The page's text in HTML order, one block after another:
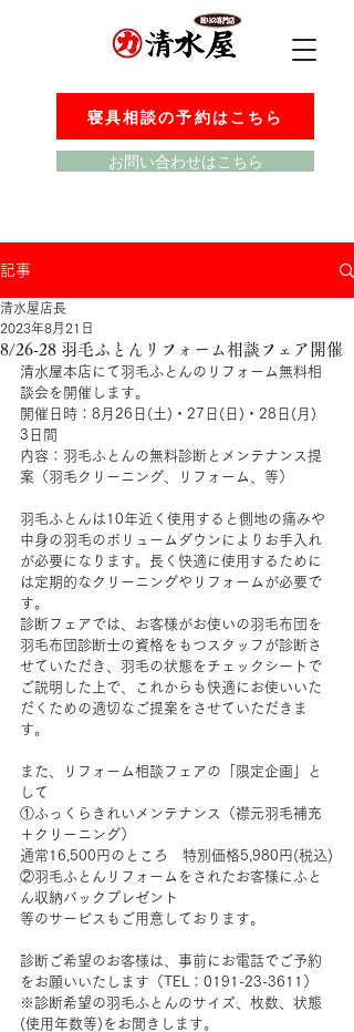
お問い合わせはこちら
寝具相談の予約はこちら
記事
8/26-28 羽毛ふとんリフォーム相談フェア開催
清水屋店長
2023年8月21日
清水屋本店にて羽毛ふとんのリフォーム無料相
談会を開催します。
開催日時：8月26日(土)・27日(日)・28日(月)
3日間
内容：羽毛ふとんの無料診断とメンテナンス提
案（羽毛クリーニング、リフォーム、等）
羽毛ふとんは10年近く使用すると側地の痛みや
中身の羽毛のボリュームダウンによりお手入れ
が必要になります。長く快適に使用するために
は定期的なクリーニングやリフォームが必要で
す。
診断フェアでは、お客様がお使いの羽毛布団を
羽毛布団診断士の資格をもつスタッフが診断さ
せていただき、羽毛の状態をチェックシートで
ご説明した上で、これからも快適にお使いいた
だくための適切なご提案をさせていただきま
す。
また、リフォーム相談フェアの「限定企画」と
して
①ふっくらきれいメンテナンス（襟元羽毛補充
＋クリーニング）
通常16,500円のところ　特別価格5,980円(税込)
②羽毛ふとんリフォームをされたお客様にふと
ん収納バックプレゼント
等のサービスもご用意しております。
診断ご希望のお客様は、事前にお電話でご予約
をお願いいたします（TEL：0191-23-3611）
※診断希望の羽毛ふとんのサイズ、枚数、状態
(使用年数等)をお聞きします。